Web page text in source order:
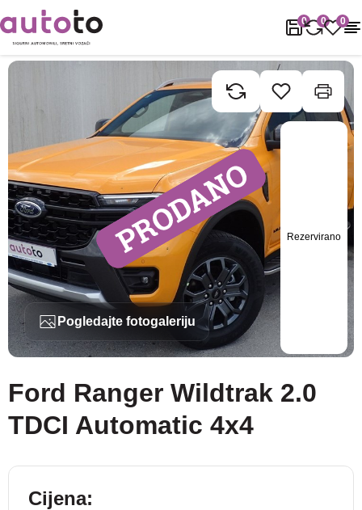
0 0 0
Naslovnica Rabljena vozila Ford Ranger
Rezervirano
Pogledajte fotogaleriju
Ford Ranger Wildtrak 2.0
TDCI Automatic 4x4
Cijena: